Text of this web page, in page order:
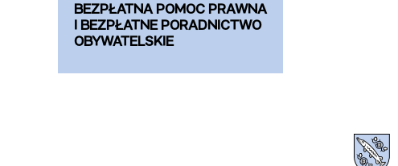
BEZPŁATNA POMOC PRAWNA
I BEZPŁATNE PORADNICTWO
OBYWATELSKIE